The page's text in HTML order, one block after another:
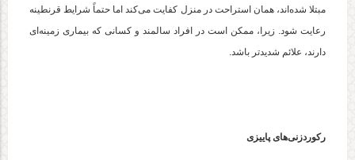
مبتلا شده‌اند، همان استراحت در منزل کفایت می‌کند اما حتماً شرایط قرنطینه
رعایت شود. زیرا، ممکن است در افراد سالمند و کسانی که بیماری زمینه‌ای
دارند، علائم شدیدتر باشد.
رکوردزنی‌های پاییزی